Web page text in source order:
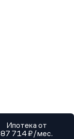
Ипотека от
87 714 ₽/мес.